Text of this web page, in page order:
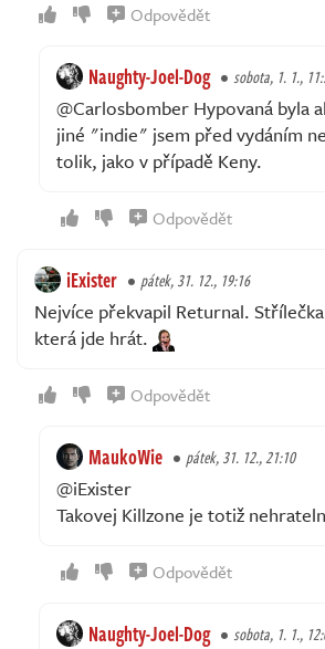
Odpovědět
Naughty-Joel-Dog sobota, 1. 1.,
@Carlosbomber Hypovaná byla
jiné "indie" jsem před vydáním
tolik, jako v případě Keny.
Odpovědět
iExister pátek, 31. 12., 19:16
Nejvíce překvapil Returnal.
která jde hrát.
Odpovědět
MaukoWie pátek, 31. 12., 21:10
@iExister
Takovej Killzone je totiž
Odpovědět
Naughty-Joel-Dog sobota, 1. 1.,